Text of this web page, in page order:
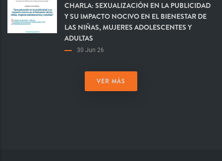
CHARLA: SEXUALIZACIÓN EN LA PUBLICIDAD
Y SU IMPACTO NOCIVO EN EL BIENESTAR DE
LAS NIÑAS, MUJERES ADOLESCENTES Y
ADULTAS
30 Jun 26
VER MÁS